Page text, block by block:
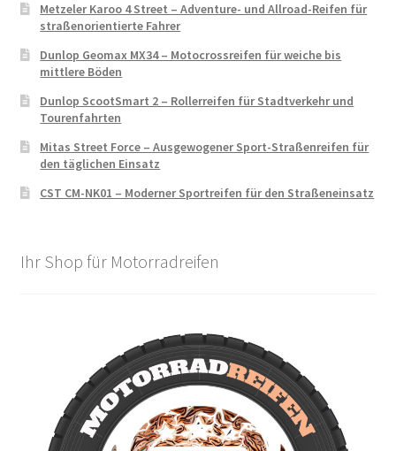
Metzeler Karoo 4 Street – Adventure- und Allroad-Reifen für
straßenorientierte Fahrer
Dunlop Geomax MX34 – Motocrossreifen für weiche bis
mittlere Böden
Dunlop ScootSmart 2 – Rollerreifen für Stadtverkehr und
Tourenfahrten
Mitas Street Force – Ausgewogener Sport-Straßenreifen für
den täglichen Einsatz
CST CM-NK01 – Moderner Sportreifen für den Straßeneinsatz
Ihr Shop für Motorradreifen